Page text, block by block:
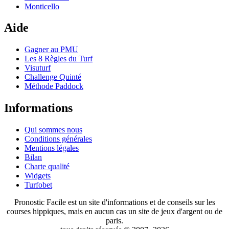
Monticello
Aide
Gagner au PMU
Les 8 Règles du Turf
Visuturf
Challenge Quinté
Méthode Paddock
Informations
Qui sommes nous
Conditions générales
Mentions légales
Bilan
Charte qualité
Widgets
Turfobet
Pronostic Facile est un site d'informations et de conseils sur les
courses hippiques, mais en aucun cas un site de jeux d'argent ou de
paris.